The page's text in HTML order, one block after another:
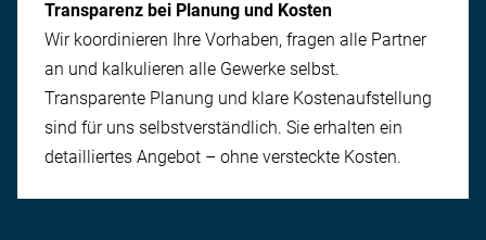
Transparenz bei Planung und Kosten
Wir koordinieren Ihre Vorhaben, fragen alle Partner
an und kalkulieren alle Gewerke selbst.
Transparente Planung und klare Kosten­aufstellung
sind für uns selbstverständlich. Sie erhalten ein
detailliertes An­gebot – ohne versteckte Kosten.